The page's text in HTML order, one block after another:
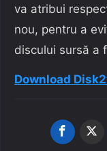
va atribui
nou, pentru a
discului sursă a
Download